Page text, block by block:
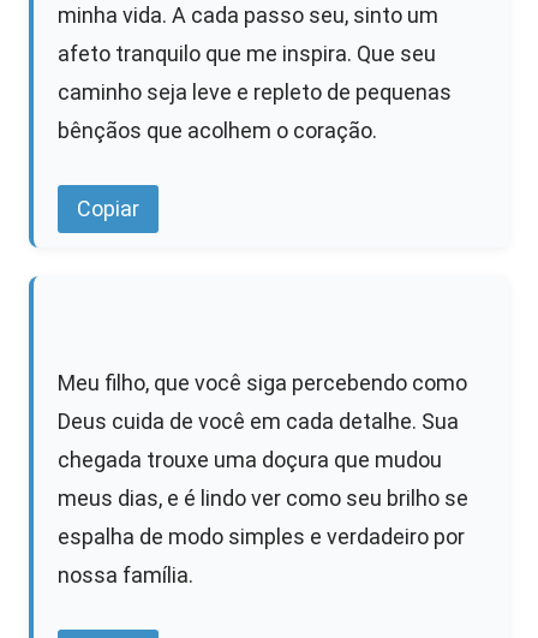
minha vida. A cada passo seu, sinto um
afeto tranquilo que me inspira. Que seu
caminho seja leve e repleto de pequenas
bênçãos que acolhem o coração.
Copiar
Meu filho, que você siga percebendo como
Deus cuida de você em cada detalhe. Sua
chegada trouxe uma doçura que mudou
meus dias, e é lindo ver como seu brilho se
espalha de modo simples e verdadeiro por
nossa família.